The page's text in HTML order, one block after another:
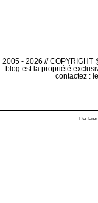
2005 - 2026 // COPYRIGHT
blog est la propriété
contactez :